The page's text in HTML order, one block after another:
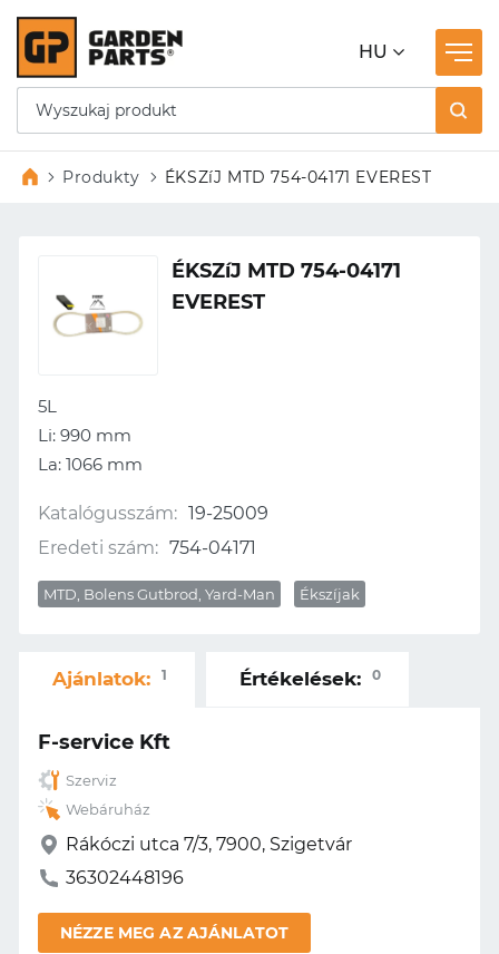
HU
Produkty ÉKSZíJ MTD 754-04171 EVEREST
ÉKSZíJ MTD 754-04171
EVEREST
5L
Li: 990 mm
La: 1066 mm
Katalógusszám: 19-25009
Eredeti szám: 754-04171
MTD, Bolens Gutbrod, Yard-Man Ékszíjak
Ajánlatok: 1 Értékelések: 0
F-service Kft
Szerviz
Webáruház
Rákóczi utca 7/3, 7900, Szigetvár
36302448196
NÉZZE MEG AZ AJÁNLATOT